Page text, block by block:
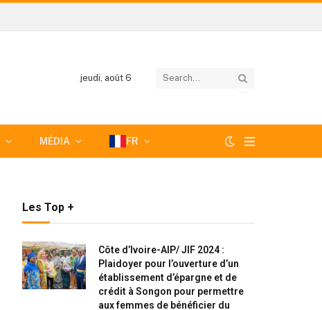
jeudi, août 6
MÉDIA FR
Les Top +
Côte d’Ivoire-AIP/ JIF 2024 :
Plaidoyer pour l’ouverture d’un
établissement d’épargne et de
crédit à Songon pour permettre
aux femmes de bénéficier du